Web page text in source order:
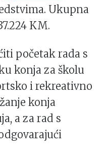
Ukupna
KM.
početak rada s
konja za školu
i rekreativno
konja
a za rad s